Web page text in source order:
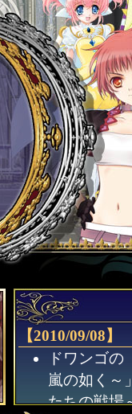
【2010/09/08】
ドワンゴ
嵐の如く～
たちの戦場